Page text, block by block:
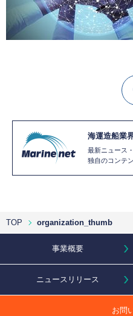
海運造船業
最新ニュース
独自のコンテ
TOP organization_thumb
事業概要
ニュースリリース
お問